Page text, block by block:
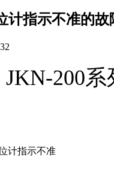
计指示不准的
JKN-200
计指示不准